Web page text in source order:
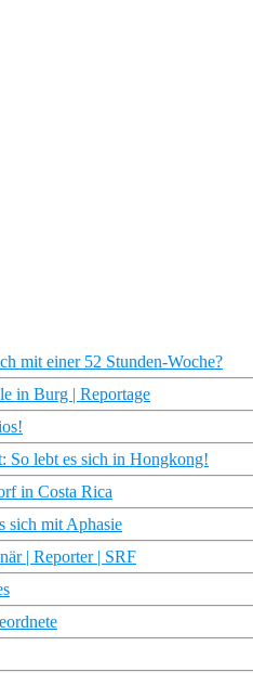
mit einer 52 Stunden-Woche?
in Burg | Reportage
So lebt es sich in Hongkong!
in Costa Rica
sich mit Aphasie
| Reporter | SRF